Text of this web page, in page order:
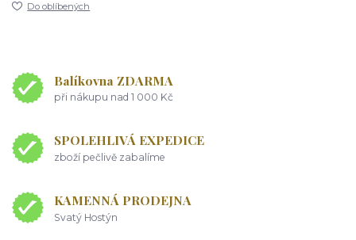
Do oblíbených
Balíkovna ZDARMA
při nákupu nad 1 000 Kč
SPOLEHLIVÁ EXPEDICE
zboží pečlivě zabalíme
KAMENNÁ PRODEJNA
Svatý Hostýn